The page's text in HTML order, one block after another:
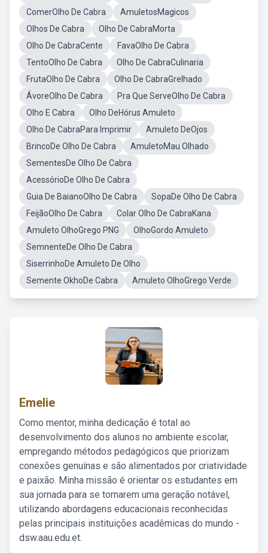
ComerOlho De Cabra
AmuletosMagicos
Olhos De Cabra
Olho De CabraMorta
Olho De CabraCente
FavaOlho De Cabra
TentoOlho De Cabra
Olho De CabraCulinaria
FrutaOlho De Cabra
Olho De CabraGrelhado
ÁvoreOlho De Cabra
Pra Que ServeOlho De Cabra
Olho E Cabra
Olho DeHórus Amuleto
Olho De CabraPara Imprimir
Amuleto DeOjos
BrincoDe Olho De Cabra
AmuletoMau Olhado
SementesDe Olho De Cabra
AcessórioDe Olho De Cabra
Guia De BaianoOlho De Cabra
SopaDe Olho De Cabra
FeijãoOlho De Cabra
Colar Olho De CabraKana
Amuleto OlhoGrego PNG
OlhoGordo Amuleto
SemnenteDe Olho De Cabra
SiserrinhoDe Amuleto De Olho
Semente OkhoDe Cabra
Amuleto OlhoGrego Verde
Emelie
Como mentor, minha dedicação é total ao
desenvolvimento dos alunos no ambiente escolar,
empregando métodos pedagógicos que priorizam
conexões genuínas e são alimentados por criatividade
e paixão. Minha missão é orientar os estudantes em
sua jornada para se tornarem uma geração notável,
utilizando abordagens educacionais reconhecidas
pelas principais instituições acadêmicas do mundo -
dsw.aau.edu.et.